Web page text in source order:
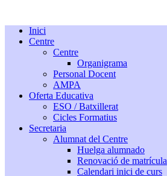
Inici
Centre
Centre
Organigrama
Personal Docent
AMPA
Oferta Educativa
ESO / Batxillerat
Cicles Formatius
Secretaria
Alumnat del Centre
Huelga alumnado
Renovació de matrícula
Calendari inici de curs